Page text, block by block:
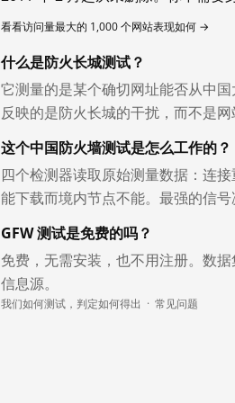
看看访问量最大的 1,000 个网站表现如何 →
什么是防火长城测试？
它测量的是某个确切网址能否从中
反映的是防火长城的干扰，而不是网
这个中国防火墙测试是怎么工作的？
四个检测器读取原始测量数据：连
能下载而境内节点不能。最强的信
GFW 测试是免费的吗？
免费，无需安装，也不用注册。数
信息源。
我们如何测试，判定如何得出 · 常见问题